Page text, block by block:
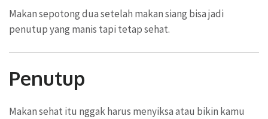
Makan sepotong dua setelah makan siang bisa jadi
penutup yang manis tapi tetap sehat.
Penutup
Makan sehat itu nggak harus menyiksa atau bikin kamu